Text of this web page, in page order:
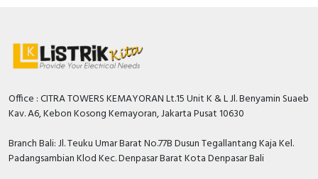
Office : CITRA TOWERS KEMAYORAN Lt.15 Unit K & L Jl. Benyamin Suaeb
Kav. A6, Kebon Kosong Kemayoran, Jakarta Pusat 10630
Branch Bali: Jl. Teuku Umar Barat No.77B Dusun Tegallantang Kaja Kel.
Padangsambian Klod Kec. Denpasar Barat Kota Denpasar Bali